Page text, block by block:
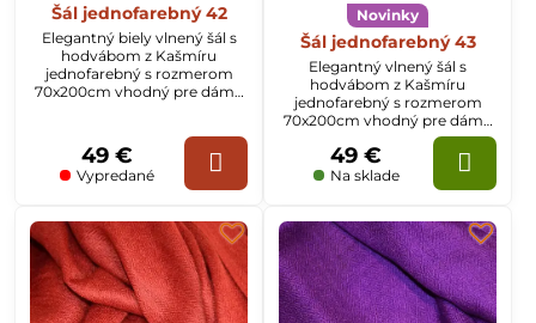
Šál jednofarebný 42
Elegantný biely vlnený šál s
hodvábom z Kašmíru
jednofarebný s rozmerom
70x200cm vhodný pre dámy
Vypredané
49 €
Novinky
Šál jednofarebný 43
Elegantný vlnený šál s
hodvábom z Kašmíru
jednofarebný s rozmerom
70x200cm vhodný pre dámy
Na sklade
49 €